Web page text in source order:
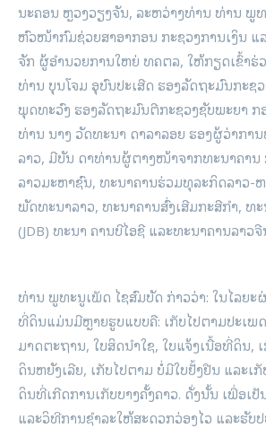
ນະຄອນ ຫຼວງວຽງຈັນ, ລະຫວ່າງທ່ານ ທ່ານ ພູ
ຫົວໜ້າກົມຊ່ວຍສາອາກອນ ກະຊວງການເງິນ
ຈັກ ຜູ້ອໍານວຍການໃຫຍ່ ທຄຕລ, ໃຫ້ກຽດເຂົ້າຮ່
ທ່ານ ບຸນໂຈມ ອຸບົນປະເສີດ ຮອງລັດຖະມົນກະຊ
ພຸດທະວົງ ຮອງລັດຖະມົນຕີກະຊວງຊັບພະຍາ ກ
ທ່ານ ນາງ ວັດທະນາ ດາລາລອຍ ຮອງຜູ້ວ່າກາ
ລາວ, ມີບັນ ດາທ່ານຜູ້ຕາງໜ້າຈາກທະນາຄານ
ລາວມະຫາຊົນ, ທະນາຄານຮ່ວມທຸລະກິດລາວ-
ພັດທະນາລາວ, ທະນາຄານສົ່ງເສີມກະສີກໍາ, ທ
(JDB) ທະນາ ຄານບີໄອຊີ ແລະທະນາຄານລາວຈີ
ທ່ານ ພູທະນູເພັດ ໄຊສົມບັດ ກ່າວວ່າ: ໃນໄລຍະ
ທີ່ດິນແມ່ນມີຫຼາຍຮູບແບບຄື: ເກັບໄປຕາມປະເພ
ມາດຕະຖານ, ໃບສິດນໍາໃຊ, ໃບແຈ້ງເນື້ອທີ່ດິນ,
ດິນຫຍັງເລີຍ, ເກັບໄປຕາມ ບໍ່ມີໃບຢັ້ງຢືນ ແລະເ
ດິນທີ່ເກີດການເກັບບາງຄັ້ງຄາວ. ດັ່ງນັ້ນ ເພື່ອເ
ແລະວິທີການຊໍາລະໃຫ້ສະດວກວ່ອງໄວ ແລະຮັບ